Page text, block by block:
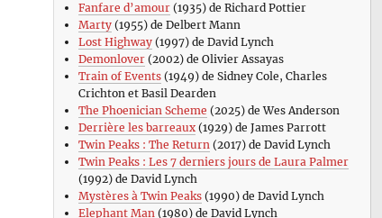
Fanfare d’amour(1935) de Richard Pottier
Marty(1955) de Delbert Mann
Lost Highway(1997) de David Lynch
Demonlover(2002) de Olivier Assayas
Train of Events(1949) de Sidney Cole, Charles
Crichton et Basil Dearden
The Phoenician Scheme (2025) de Wes Anderson
Derrière les barreaux(1929) de James Parrott
Twin Peaks : The Return(2017) de David Lynch
Twin Peaks : Les 7 derniers jours de Laura Palmer
(1992) de David Lynch
Mystères à Twin Peaks(1990) de David Lynch
Elephant Man(1980) de David Lynch